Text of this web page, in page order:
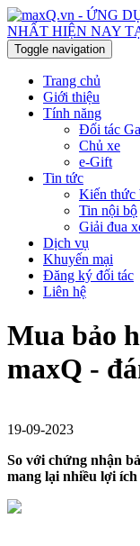
Toggle navigation
Trang chủ
Giới thiệu
Tính năng
Đối tác
Chủ xe
e-Gift
Tin tức
Kiến thức
Tin nội bộ
Giải đua
Dịch vụ
Khuyến mại
Đăng ký đối tác
Liên hệ
Mua bảo
maxQ -
19-09-2023
So với chứng nhận
mang lại nhiều lợi